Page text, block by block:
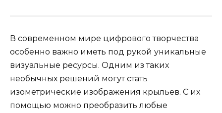
В современном мире цифрового творчества
особенно важно иметь под рукой уникальные
визуальные ресурсы. Одним из таких
необычных решений могут стать
изометрические изображения крыльев. С их
помощью можно преобразить любые